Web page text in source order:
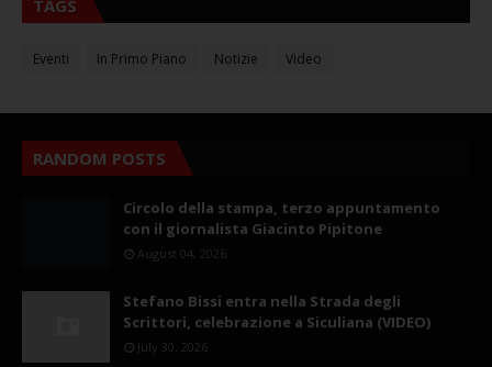
TAGS
Eventi In Primo Piano Notizie Video
RANDOM POSTS
Circolo della stampa, terzo appuntamento
con il giornalista Giacinto Pipitone
August 04, 2026
Stefano Bissi entra nella Strada degli
Scrittori, celebrazione a Siculiana (VIDEO)
July 30, 2026